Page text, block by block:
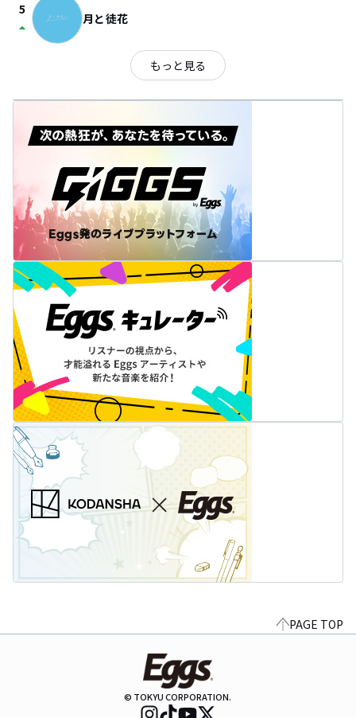
5
arrow_drop_up 月と徒花
もっと見る
PAGE TOP
© TOKYU CORPORATION.